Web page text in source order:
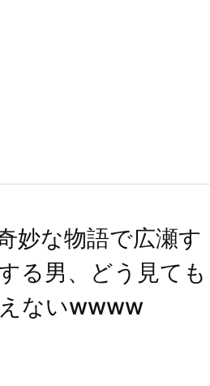
妙な物語で広瀬す
る男、どう見ても
ないwwww